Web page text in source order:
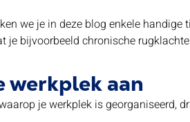
we je in deze blog enkele handige
je bijvoorbeeld chronische
werkplek aan
je werkplek is georganiseerd,